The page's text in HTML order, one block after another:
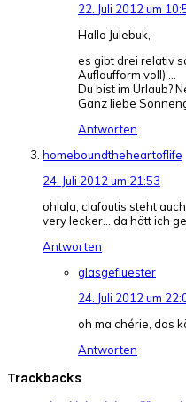
22. Juli 2012 um
Hallo Julebuk,
es gibt drei relativ
Auflaufform voll)….
Du bist im Urlaub?
Ganz liebe
Antworten
homeboundtheheartoflife
24. Juli 2012 um 21:53
ohlala, clafoutis steht
very lecker… da hätt ich
Antworten
glasgefluester
24. Juli 2012 um
oh ma chérie, das
Antworten
Trackbacks